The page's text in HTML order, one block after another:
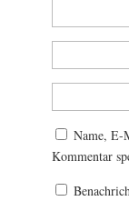
Name, E-
Kommentar